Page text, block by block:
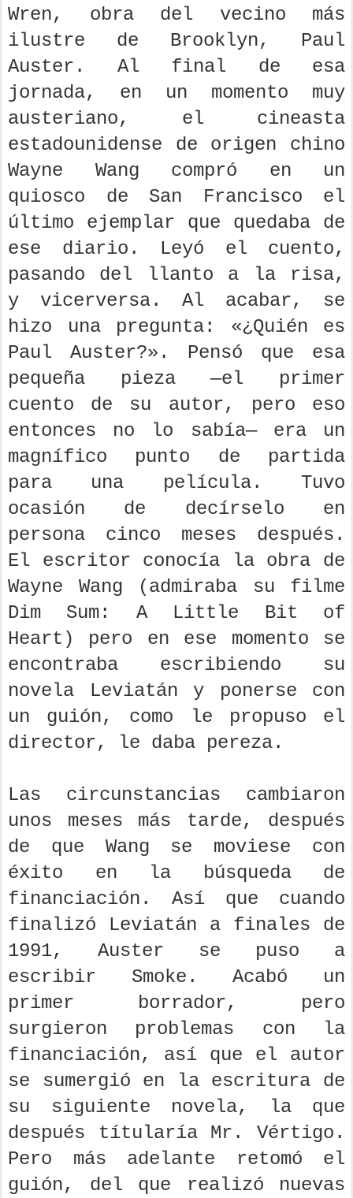
Wren, obra del vecino más
ilustre de Brooklyn, Paul
Auster. Al final de esa
jornada, en un momento muy
austeriano, el cineasta
estadounidense de origen chino
Wayne Wang compró en un
quiosco de San Francisco el
último ejemplar que quedaba de
ese diario. Leyó el cuento,
pasando del llanto a la risa,
y vicerversa. Al acabar, se
hizo una pregunta: «¿Quién es
Paul Auster?». Pensó que esa
pequeña pieza —el primer
cuento de su autor, pero eso
entonces no lo sabía— era un
magnífico punto de partida
para una película. Tuvo
ocasión de decírselo en
persona cinco meses después.
El escritor conocía la obra de
Wayne Wang (admiraba su filme
Dim Sum: A Little Bit of
Heart) pero en ese momento se
encontraba escribiendo su
novela Leviatán y ponerse con
un guión, como le propuso el
director, le daba pereza.
Las circunstancias cambiaron
unos meses más tarde, después
de que Wang se moviese con
éxito en la búsqueda de
financiación. Así que cuando
finalizó Leviatán a finales de
1991, Auster se puso a
escribir Smoke. Acabó un
primer borrador, pero
surgieron problemas con la
financiación, así que el autor
se sumergió en la escritura de
su siguiente novela, la que
después títularía Mr. Vértigo.
Pero más adelante retomó el
guión, del que realizó nuevas